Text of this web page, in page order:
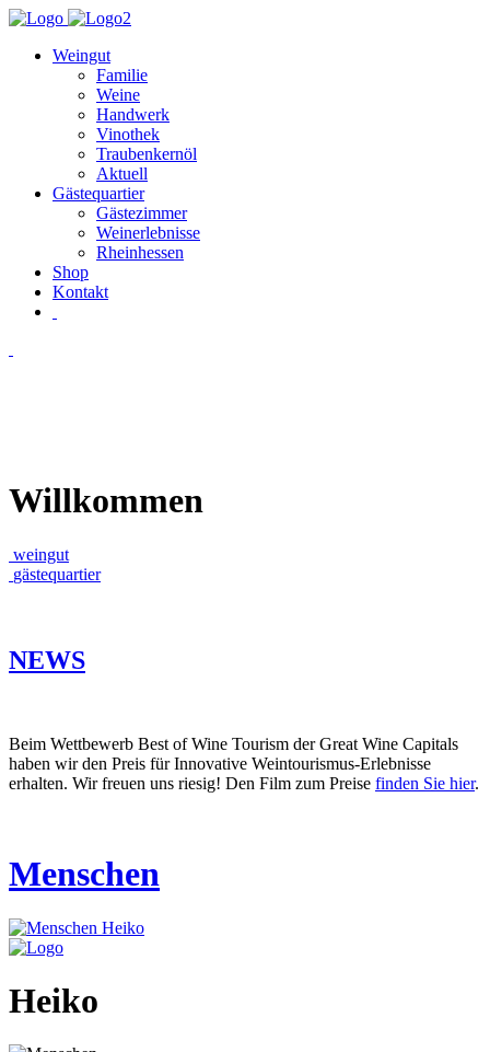
Weingut
Familie
Weine
Handwerk
Vinothek
Trauben­kernöl
Aktuell
Gästequartier
Gästezimmer
Weinerlebnisse
Rheinhessen
Shop
Kontakt
Willkommen
weingut
gästequartier
NEWS
Beim Wettbewerb Best of Wine Tourism der Great Wine Capitals
haben wir den Preis für Innovative Weintourismus-Erlebnisse
erhalten. Wir freuen uns riesig! Den Film zum Preise finden Sie hier.
Menschen
Heiko
Heiko